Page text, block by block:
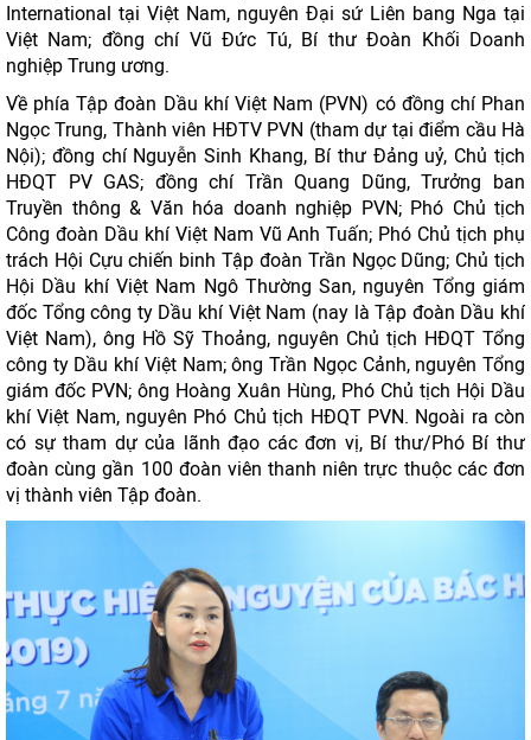
International tại Việt Nam, nguyên Đại sứ Liên bang Nga tại
Việt Nam; đồng chí Vũ Đức Tú, Bí thư Đoàn Khối Doanh
nghiệp Trung ương.
Về phía Tập đoàn Dầu khí Việt Nam (PVN) có đồng chí Phan
Ngọc Trung, Thành viên HĐTV PVN (tham dự tại điểm cầu Hà
Nội); đồng chí Nguyễn Sinh Khang, Bí thư Đảng uỷ, Chủ tịch
HĐQT PV GAS; đồng chí Trần Quang Dũng, Trưởng ban
Truyền thông & Văn hóa doanh nghiệp PVN; Phó Chủ tịch
Công đoàn Dầu khí Việt Nam Vũ Anh Tuấn; Phó Chủ tịch phụ
trách Hội Cựu chiến binh Tập đoàn Trần Ngọc Dũng; Chủ tịch
Hội Dầu khí Việt Nam Ngô Thường San, nguyên Tổng giám
đốc Tổng công ty Dầu khí Việt Nam (nay là Tập đoàn Dầu khí
Việt Nam), ông Hồ Sỹ Thoảng, nguyên Chủ tịch HĐQT Tổng
công ty Dầu khí Việt Nam; ông Trần Ngọc Cảnh, nguyên Tổng
giám đốc PVN; ông Hoàng Xuân Hùng, Phó Chủ tịch Hội Dầu
khí Việt Nam, nguyên Phó Chủ tịch HĐQT PVN. Ngoài ra còn
có sự tham dự của lãnh đạo các đơn vị, Bí thư/Phó Bí thư
đoàn cùng gần 100 đoàn viên thanh niên trực thuộc các đơn
vị thành viên Tập đoàn.